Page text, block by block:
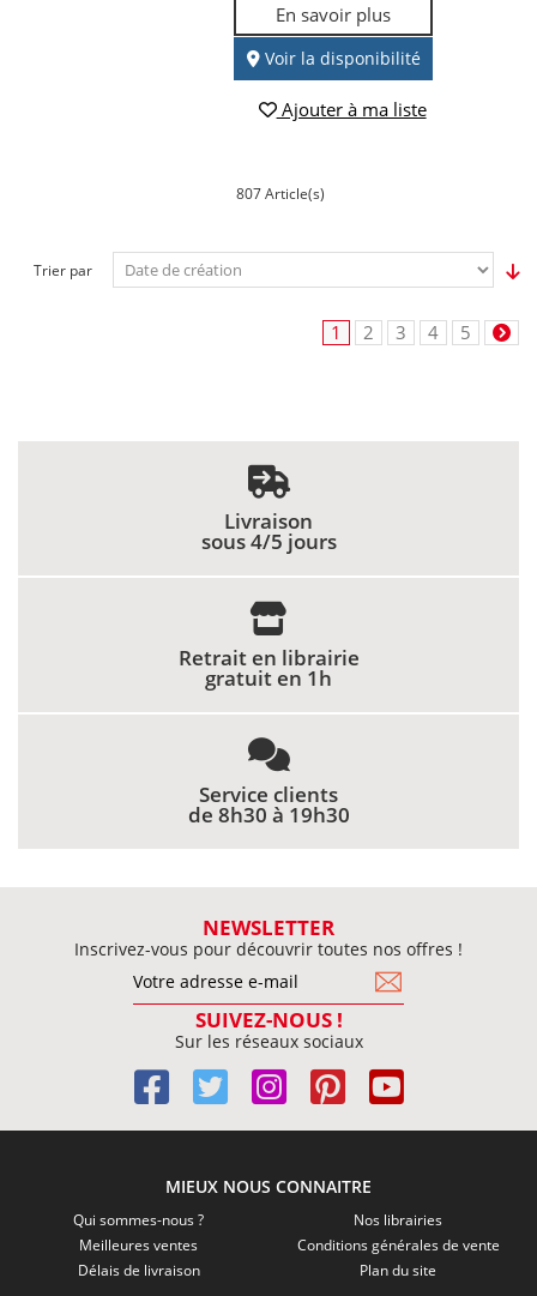
En savoir plus
Voir la disponibilité
Ajouter à ma liste
807 Article(s)
Trier par
1 2 3 4 5
Livraison
sous 4/5 jours
Retrait en librairie
gratuit en 1h
Service clients
de 8h30 à 19h30
NEWSLETTER
Inscrivez-vous pour découvrir toutes nos offres !
SUIVEZ-NOUS !
Sur les réseaux sociaux
MIEUX NOUS CONNAITRE
Qui sommes-nous ?
Meilleures ventes
Délais de livraison
Nos librairies
Conditions générales de vente
Plan du site